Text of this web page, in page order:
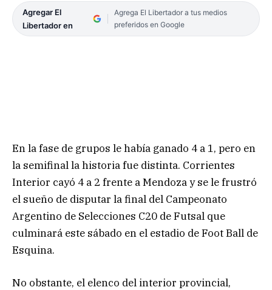
Agregar El
Libertador en
Agrega El Libertador a tus medios
preferidos en Google
En la fase de grupos le había ganado 4 a 1, pero en
la semifinal la historia fue distinta. Corrientes
Interior cayó 4 a 2 frente a Mendoza y se le frustró
el sueño de disputar la final del Campeonato
Argentino de Selecciones C20 de Futsal que
culminará este sábado en el estadio de Foot Ball de
Esquina.
No obstante, el elenco del interior provincial,